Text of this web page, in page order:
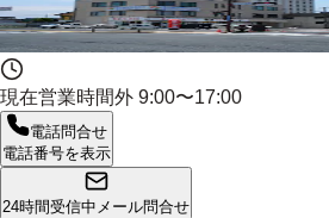
現在営業時間外 9:00〜17:00
電話問合せ
電話番号を表示
24時間受信中 メール問合せ